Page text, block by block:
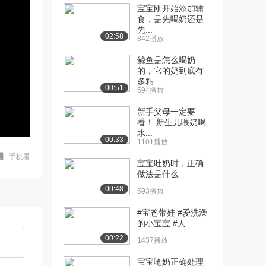
手机看
02:58
宝宝刚开始添加辅
食，是先喝奶还是
先...
842播放
00:51
鲸鱼是怎么喝奶
的，它的奶到底有
多粘...
594播放
00:33
新手父母一定要
看！ 新生儿喂奶喝
水...
1101播放
00:48
宝宝吐奶时，正确
做法是什么
593播放
00:22
#宝爸带娃 #爱洗澡
的小宝宝 #人...
1437播放
宝宝呛奶正确处理